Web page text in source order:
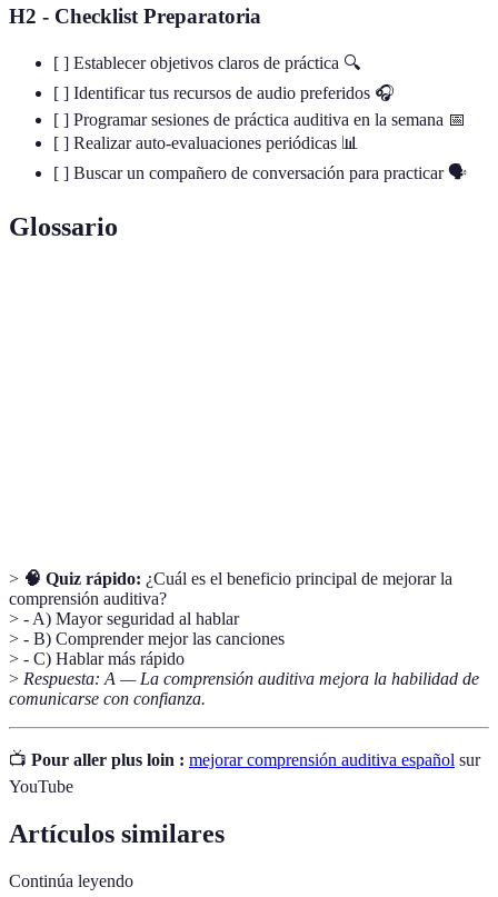
H2 - Checklist Preparatoria
[ ] Establecer objetivos claros de práctica 🔍
[ ] Identificar tus recursos de audio preferidos 🎧
[ ] Programar sesiones de práctica auditiva en la semana 📅
[ ] Realizar auto-evaluaciones periódicas 📊
[ ] Buscar un compañero de conversación para practicar 🗣️
Glossario
> 🧠 Quiz rápido: ¿Cuál es el beneficio principal de mejorar la
comprensión auditiva?
> - A) Mayor seguridad al hablar
> - B) Comprender mejor las canciones
> - C) Hablar más rápido
> Respuesta: A — La comprensión auditiva mejora la habilidad de
comunicarse con confianza.
📺 Pour aller plus loin : mejorar comprensión auditiva español sur
YouTube
Artículos similares
Continúa leyendo